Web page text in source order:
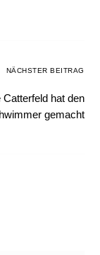
NÄCHSTER BEITRAG
Catterfeld hat den
gemacht